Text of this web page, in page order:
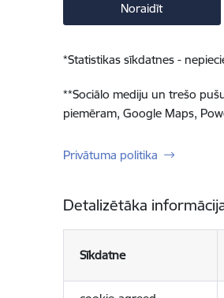
Noraidīt
*Statistikas sīkdatnes -
**Sociālo mediju un trešo
piemēram, Google Maps,
Privātuma politika
Detalizētāka
Sīkdatne